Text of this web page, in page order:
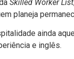
Skilled Worker List
planeja
ainda
e inglês.